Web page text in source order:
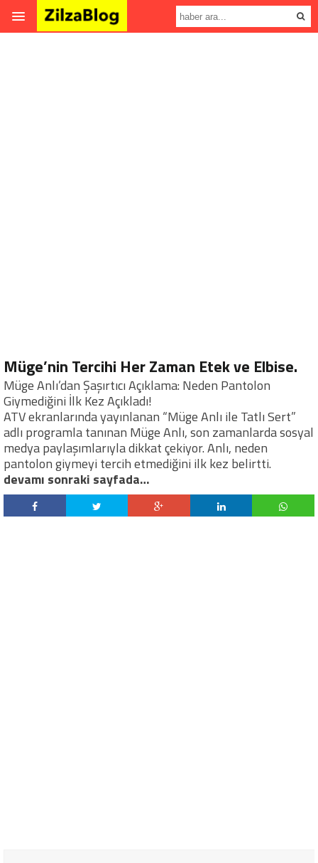
Müge’nin Tercihi Her Zaman Etek ve Elbise.
Müge Anlı’dan Şaşırtıcı Açıklama: Neden Pantolon
Giymediğini İlk Kez Açıkladı!
ATV ekranlarında yayınlanan “Müge Anlı ile Tatlı Sert”
adlı programla tanınan Müge Anlı, son zamanlarda sosyal
medya paylaşımlarıyla dikkat çekiyor. Anlı, neden
pantolon giymeyi tercih etmediğini ilk kez belirtti.
devamı sonraki sayfada…